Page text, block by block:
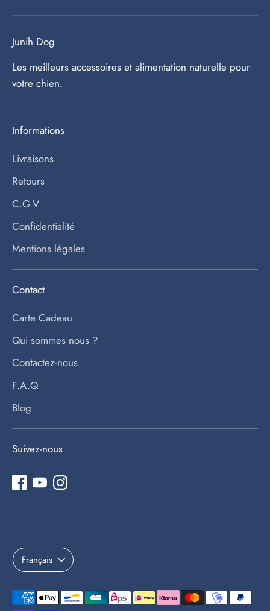
Junih Dog
Les meilleurs accessoires et alimentation naturelle pour
votre chien.
Informations
Livraisons
Retours
C.G.V
Confidentialité
Mentions légales
Contact
Carte Cadeau
Qui sommes nous ?
Contactez-nous
F.A.Q
Blog
Suivez-nous
Langue
Français
Méthodes